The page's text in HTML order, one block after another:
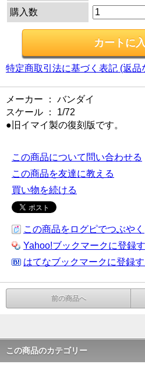
購入数
特定商取引法に基づく表記 (返品
メーカー ： バンダイ
スケール ： 1/72
●旧イマイ製の復刻版です。
この商品について問い合わせる
この商品を友達に教える
買い物を続ける
この商品をログピでつぶやく
Yahoo!ブックマークに登録
はてなブックマークに登録
前の商品へ
この商品のカテゴリー